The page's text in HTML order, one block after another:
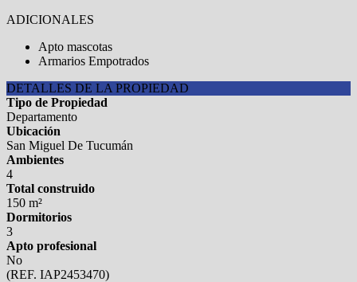
ADICIONALES
Apto mascotas
Armarios Empotrados
DETALLES DE LA PROPIEDAD
Tipo de Propiedad
Departamento
Ubicación
San Miguel De Tucumán
Ambientes
4
Total construido
150 m²
Dormitorios
3
Apto profesional
No
(REF. IAP2453470)